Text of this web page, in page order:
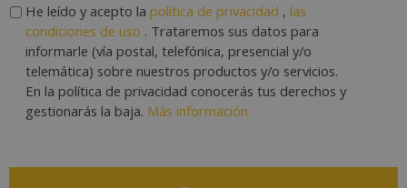
He leído y acepto la política de privacidad , las
condiciones de uso . Trataremos sus datos para
informarle (vía postal, telefónica, presencial y/o
telemática) sobre nuestros productos y/o servicios.
En la política de privacidad conocerás tus derechos y
gestionarás la baja. Más información